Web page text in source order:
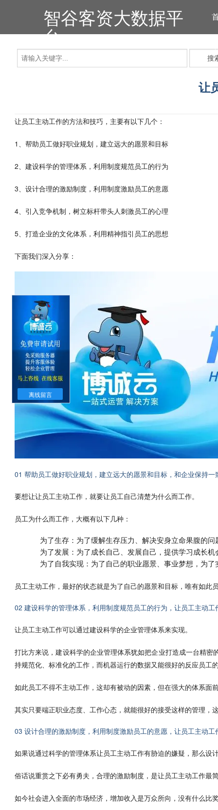
离线留言
智谷客资大数据平
台
搜
让
让员工主动工作的方法和技巧，主要有以下几个：
1、帮助员工做好职业规划，建立远大的愿景和目标
2、建设科学的管理体系，利用制度规范员工的行为
3、设计合理的激励制度，利用制度激励员工的意愿
4、引入竞争机制，树立标杆带头人刺激员工的心理
5、打造企业的文化体系，利用精神指引员工的思想
下面我们深入分享：
01 帮助员工做好职业规划，建立远大的愿景和目标，和企业保持一
要想让让员工主动工作，就要让员工自己清楚为什么而工作。
员工为什么而工作，大概有以下几种：
为了生存：为了缓解生存压力、解决安身立命果腹的
为了发展：为了成长自己、发展自己，提供学习成长
为了自我实现：为了自己的职业愿景、事业梦想，为
员工主动工作，最好的状态就是为了自己的愿景和目标，唯有如
02 建设科学的管理体系，利用制度规范员工的行为，让员工主动工
让员工主动工作可以通过建设科学的企业管理体系来实现。
打比方来说，建设科学的企业管理体系犹如把企业打造成一台精
持规范化、标准化的工作，而机器运行的数据又能很好的反应员工
如此员工不得不主动工作，这却有被动的因素，但在强大的体系
其实只要端正职业态度、工作心态，就能很好的接受这样的管理
03 设计合理的激励制度，利用制度激励员工的意愿，让员工主动工
如果说通过科学的管理体系让员工主动工作有胁迫的嫌疑，那么设
俗话说重赏之下必有勇夫，合理的激励制度，是让员工主动工作最
如今社会进入全面的市场经济，增加收入是万众所向，没有什么比